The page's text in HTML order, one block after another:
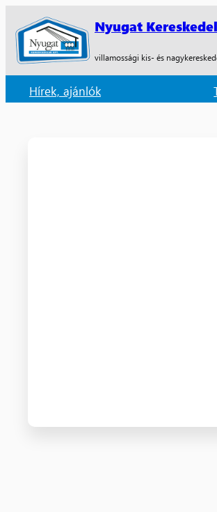
Nyugat
villamossági kis- és
Hírek, ajánlók